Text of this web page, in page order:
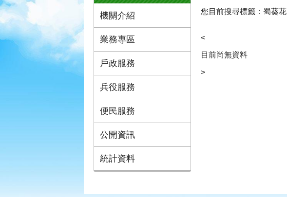
機關介紹
業務專區
戶政服務
兵役服務
便民服務
公開資訊
統計資料
您目前搜尋標籤：蜀葵花
<
目前尚無資料
>